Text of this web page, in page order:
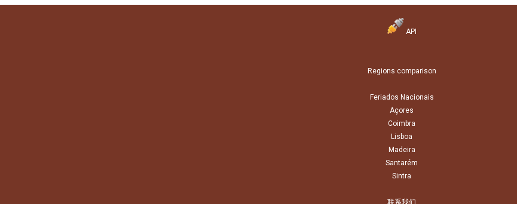
API
Regions comparison
Feriados Nacionais
Açores
Coimbra
Lisboa
Madeira
Santarém
Sintra
联系我们